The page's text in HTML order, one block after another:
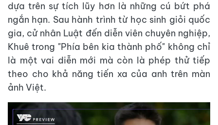
dựa trên sự tích lũy hơn là những cú bứt phá
ngắn hạn. Sau hành trình từ học sinh giỏi quốc
gia, cử nhân Luật đến diễn viên chuyên nghiệp,
Khuê trong "Phía bên kia thành phố" không chỉ
là một vai diễn mới mà còn là phép thử tiếp
theo cho khả năng tiến xa của anh trên màn
ảnh Việt.